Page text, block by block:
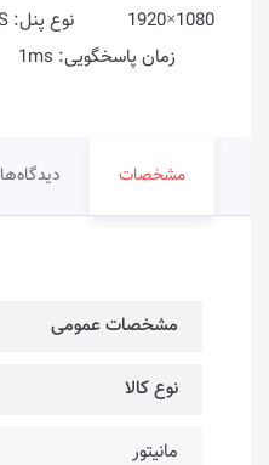
زمان پاسخگویی: 1ms
مشخصات دیدگاه‌ها
مشخصات عمومی
نوع کالا
مانیتور